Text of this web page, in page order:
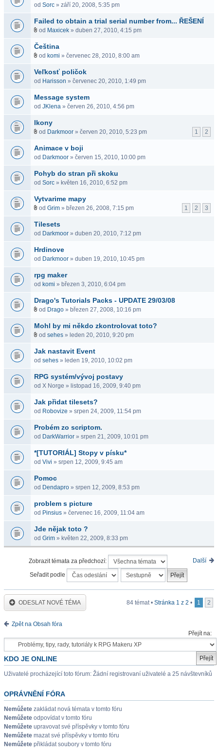
od Sorc » září 20, 2008, 5:35 pm
Failed to obtain a trial serial number from... ŘEŠENÍ
od Maxicek » duben 27, 2010, 4:15 pm
Čeština
od komi » červenec 28, 2010, 8:00 am
Veľkosť poličok
od Harisson » červenec 20, 2010, 1:49 pm
Message system
od JKlena » červen 26, 2010, 4:56 pm
Ikony
1 2
od Darkmoor » červen 20, 2010, 5:23 pm
Animace v boji
od Darkmoor » červen 15, 2010, 10:00 pm
Pohyb do stran při skoku
od Sorc » květen 16, 2010, 6:52 pm
Vytvarime mapy
1 2 3
od Grim » březen 26, 2008, 7:15 pm
Tilesets
od Darkmoor » duben 20, 2010, 7:12 pm
Hrdinove
od Darkmoor » duben 19, 2010, 10:45 pm
rpg maker
od komi » březen 3, 2010, 6:04 pm
Drago's Tutorials Packs - UPDATE 29/03/08
od Drago » březen 27, 2008, 10:16 pm
Mohl by mi někdo zkontrolovat toto?
od sehes » leden 20, 2010, 9:20 pm
Jak nastavit Event
od sehes » leden 19, 2010, 10:02 pm
RPG systém/vývoj postavy
od X Norge » listopad 16, 2009, 9:40 pm
Jak přidat tilesets?
od Robovize » srpen 24, 2009, 11:54 pm
Probém zo scriptom.
od DarkWarrior » srpen 21, 2009, 10:01 pm
*[TUTORIÁL] Stopy v písku*
od Vivi » srpen 12, 2009, 9:45 am
Pomoc
od Dendapro » srpen 12, 2009, 8:53 pm
problem s picture
od Pinsius » červenec 16, 2009, 11:04 am
Jde nějak toto ?
od Grim » květen 22, 2009, 8:33 pm
Další
Zobrazit témata za předchozí:
Seřadit podle
ODESLAT NOVÉ TÉMA 84 témat • Stránka 1 z 2 • 1 2
Zpět na Obsah fóra
Přejít na:
KDO JE ONLINE
Uživatelé procházející toto fórum: Žádní registrovaní uživatelé a 25 návštevníků
OPRÁVNĚNÍ FÓRA
Nemůžete zakládat nová témata v tomto fóru
Nemůžete odpovídat v tomto fóru
Nemůžete upravovat své příspěvky v tomto fóru
Nemůžete mazat své příspěvky v tomto fóru
Nemůžete přikládat soubory v tomto fóru